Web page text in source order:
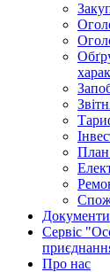
План
Документи
Сервіс
Про нас